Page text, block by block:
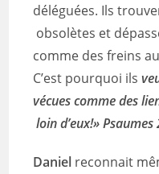
déléguées. Ils
obsolètes et
comme des freins
C’est pourquoi ils
vécues comme des
loin d’eux!» Psaumes
Daniel reconnait